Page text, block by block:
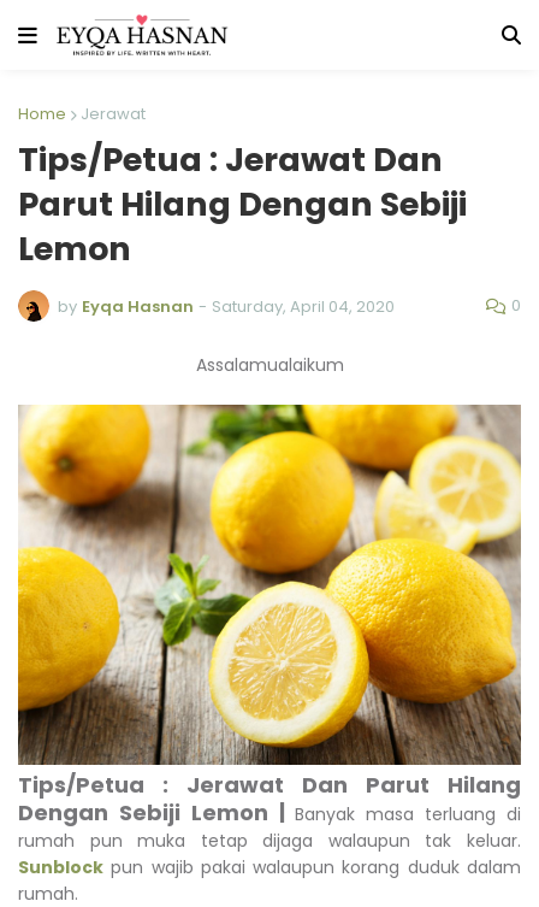
Home Jerawat
Tips/Petua : Jerawat Dan
Parut Hilang Dengan Sebiji
Lemon
by Eyqa Hasnan - Saturday, April 04, 2020 0
Assalamualaikum
Tips/Petua : Jerawat Dan Parut Hilang
Dengan Sebiji Lemon | Banyak masa terluang di
rumah pun muka tetap dijaga walaupun tak keluar.
Sunblock pun wajib pakai walaupun korang duduk dalam
rumah.